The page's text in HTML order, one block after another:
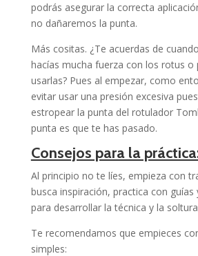
podrás asegurar la correcta
no dañaremos la punta.
Más cositas. ¿Te acuerdas de
hacías mucha fuerza con los rotus o
usarlas? Pues al empezar, como
evitar usar una presión excesiva
estropear la punta del rotulador
punta es que te has pasado.
Consejos para la
Al principio no te líes, empieza con
busca inspiración, practica con guías
para desarrollar la técnica y la
Te recomendamos que empieces
simples: